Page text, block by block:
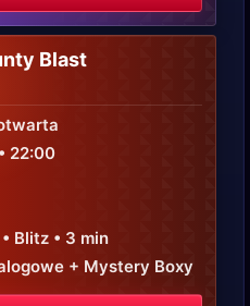
Blast
22:00
Blitz • 3 min
+ Mystery Boxy